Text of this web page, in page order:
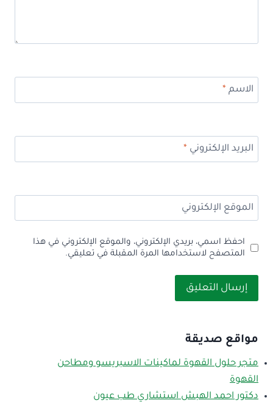
الاسم*
البريد الإلكتروني*
الموقع الإلكتروني
احفظ اسمي، بريدي الإلكتروني، والموقع الإلكتروني في هذا
المتصفح لاستخدامها المرة المقبلة في تعليقي.
مواقع صديقة
متجر حلول القهوة لماكينات الاسبريسو ومطاحن
القهوة
دكتور احمد الهبش استشاري طب عيون